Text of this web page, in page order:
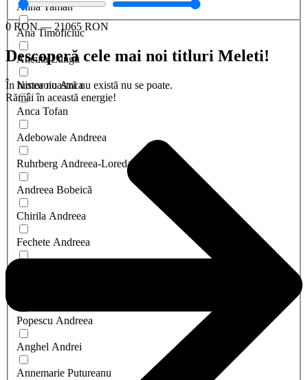
Alina Taman
Ana Timoficiuc
Ancuta Lungu
Nistoroiu Anca
Anca Tofan
Adebowale Andreea
Ruhrberg Andreea-Loredana
Andreea Bobeică
Chirila Andreea
Fechete Andreea
Popescu Andreea
Anghel Andrei
Annemarie Putureanu
0 RON— 21065 RON
Descoperă cele mai noi titluri Meleti!
În lumea noastră nu există nu se poate.
Rămâi în această energie!